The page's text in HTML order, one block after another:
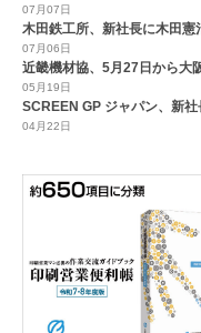
07月07日
木田鉄工所、新社長に木田憲
07月06日
近畿機材協、5月27日から大
05月19日
SCREEN GP ジャパン、新
04月22日